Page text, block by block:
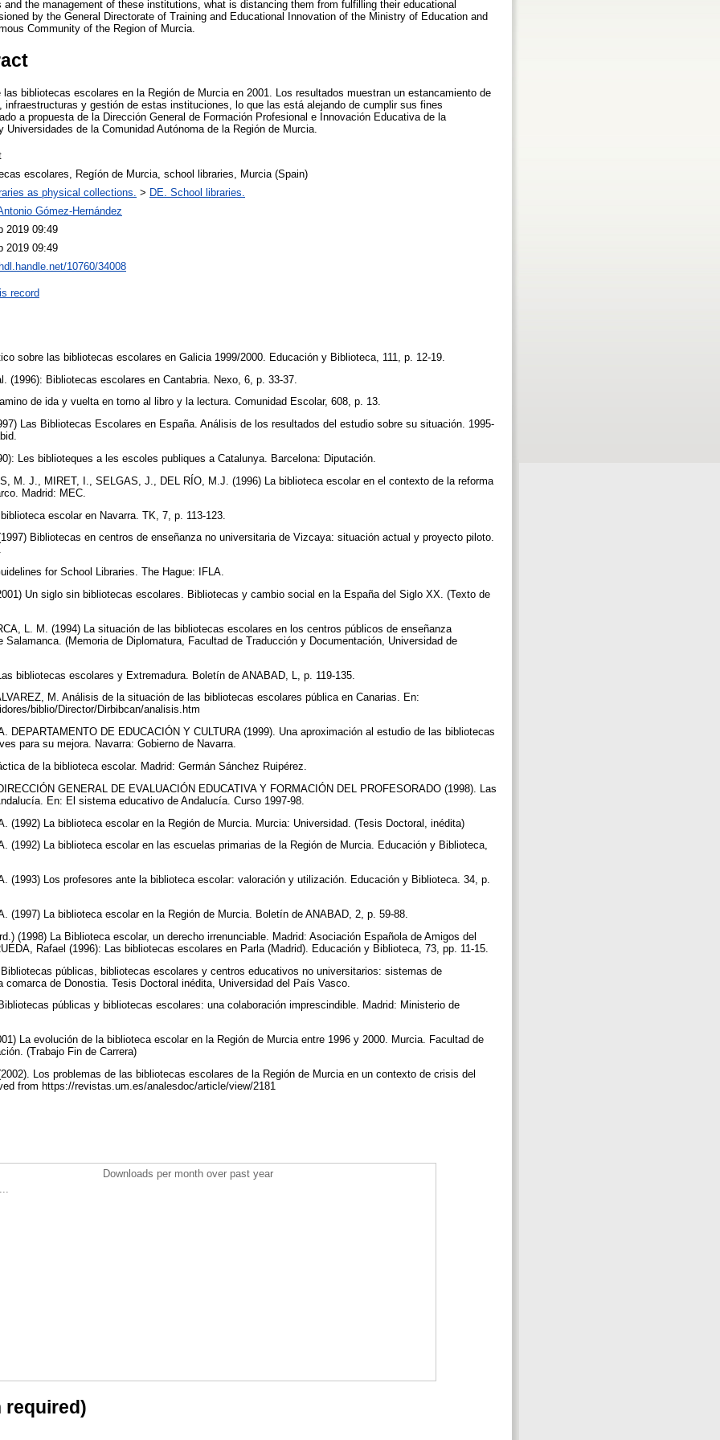
the management of these institutions, what is distancing them from fulfilling their educational
by the General Directorate of Training and Educational Innovation of the Ministry of Education and
Community of the Region of Murcia.
bibliotecas escolares en la Región de Murcia en 2001. Los resultados muestran un estancamiento de
y gestión de estas instituciones, lo que las está alejando de cumplir sus fines
a propuesta de la Dirección General de Formación Profesional e Innovación Educativa de la
Universidades de la Comunidad Autónoma de la Región de Murcia.
escolares, Regíón de Murcia, school libraries, Murcia (Spain)
as physical collections. > DE. School libraries.
Gómez-Hernández
2019 09:49
2019 09:49
10760/34008
record
sobre las bibliotecas escolares en Galicia 1999/2000. Educación y Biblioteca, 111, p. 12-19.
(1996): Bibliotecas escolares en Cantabria. Nexo, 6, p. 33-37.
de ida y vuelta en torno al libro y la lectura. Comunidad Escolar, 608, p. 13.
Las Bibliotecas Escolares en España. Análisis de los resultados del estudio sobre su situación. 1995-
Les biblioteques a les escoles publiques a Catalunya. Barcelona: Diputación.
M. J., MIRET, I., SELGAS, J., DEL RÍO, M.J. (1996) La biblioteca escolar en el contexto de la reforma
Madrid: MEC.
escolar en Navarra. TK, 7, p. 113-123.
Bibliotecas en centros de enseñanza no universitaria de Vizcaya: situación actual y proyecto piloto.
for School Libraries. The Hague: IFLA.
Un siglo sin bibliotecas escolares. Bibliotecas y cambio social en la España del Siglo XX. (Texto de
L. M. (1994) La situación de las bibliotecas escolares en los centros públicos de enseñanza
Salamanca. (Memoria de Diplomatura, Facultad de Traducción y Documentación, Universidad de
bibliotecas escolares y Extremadura. Boletín de ANABAD, L, p. 119-135.
M. Análisis de la situación de las bibliotecas escolares pública en Canarias. En:
biblio/Director/Dirbibcan/analisis.htm
DEPARTAMENTO DE EDUCACIÓN Y CULTURA (1999). Una aproximación al estudio de las bibliotecas
para su mejora. Navarra: Gobierno de Navarra.
de la biblioteca escolar. Madrid: Germán Sánchez Ruipérez.
GENERAL DE EVALUACIÓN EDUCATIVA Y FORMACIÓN DEL PROFESORADO (1998). Las
En: El sistema educativo de Andalucía. Curso 1997-98.
(1992) La biblioteca escolar en la Región de Murcia. Murcia: Universidad. (Tesis Doctoral, inédita)
(1992) La biblioteca escolar en las escuelas primarias de la Región de Murcia. Educación y Biblioteca,
(1993) Los profesores ante la biblioteca escolar: valoración y utilización. Educación y Biblioteca. 34, p.
(1997) La biblioteca escolar en la Región de Murcia. Boletín de ANABAD, 2, p. 59-88.
(1998) La Biblioteca escolar, un derecho irrenunciable. Madrid: Asociación Española de Amigos del
Rafael (1996): Las bibliotecas escolares en Parla (Madrid). Educación y Biblioteca, 73, pp. 11-15.
públicas, bibliotecas escolares y centros educativos no universitarios: sistemas de
comarca de Donostia. Tesis Doctoral inédita, Universidad del País Vasco.
públicas y bibliotecas escolares: una colaboración imprescindible. Madrid: Ministerio de
La evolución de la biblioteca escolar en la Región de Murcia entre 1996 y 2000. Murcia. Facultad de
(Trabajo Fin de Carrera)
Los problemas de las bibliotecas escolares de la Región de Murcia en un contexto de crisis del
from https://revistas.um.es/analesdoc/article/view/2181
Downloads per month over past year